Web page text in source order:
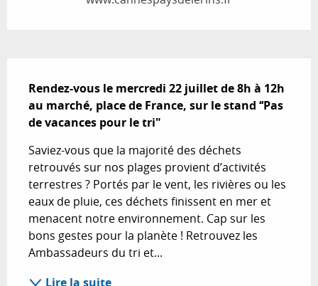
Rendez-vous le mercredi 22 juillet de 8h à 12h
au marché, place de France, sur le stand ‘‘Pas
de vacances pour le tri"
Saviez-vous que la majorité des déchets
retrouvés sur nos plages provient d’activités
terrestres ? Portés par le vent, les rivières ou les
eaux de pluie, ces déchets finissent en mer et
menacent notre environnement. Cap sur les
bons gestes pour la planète ! Retrouvez les
Ambassadeurs du tri et...
Lire la suite